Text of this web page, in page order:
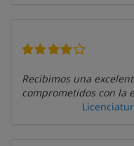
Recibimos una
comprometidos con la